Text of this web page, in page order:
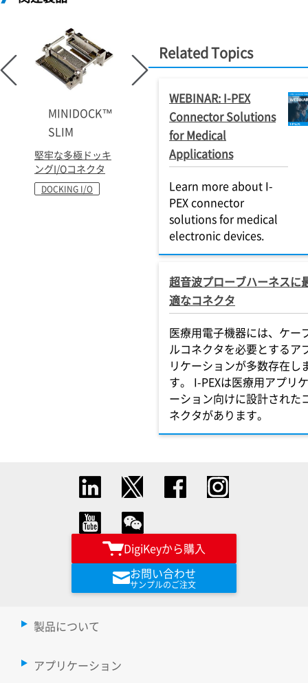
MINIDOCK™
SLIM
堅牢な多極ドッキ
ングI/Oコネクタ
DOCKING I/O
Related Topics
WEBINAR: I-PEX
Connector Solutions
for Medical
Applications
Learn more about I-
PEX connector
solutions for medical
electronic devices.
超音波プローブハーネスに
適なコネクタ
医療用電子機器には、ケー
ルコネクタを必要とするア
リケーションが多数存在し
す。 I-PEXは医療用アプリケ
ーション向けに設計された
ネクタがあります。
DigiKeyから購入
お問い合わせ
サンプルのご注文
製品について
アプリケーション